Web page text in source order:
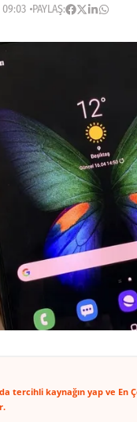
09:03 PAYLAŞ:
tercihli kaynağın yap ve En